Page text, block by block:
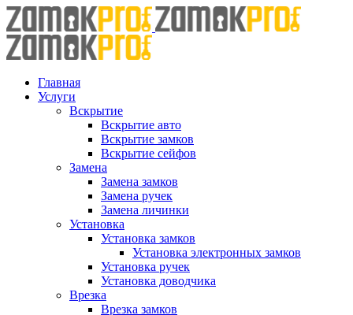
Skip
to
content
Главная
Услуги
Вскрытие
Вскрытие авто
Вскрытие замков
Вскрытие сейфов
Замена
Замена замков
Замена ручек
Замена личинки
Установка
Установка замков
Установка электронных замков
Установка ручек
Установка доводчика
Врезка
Врезка замков